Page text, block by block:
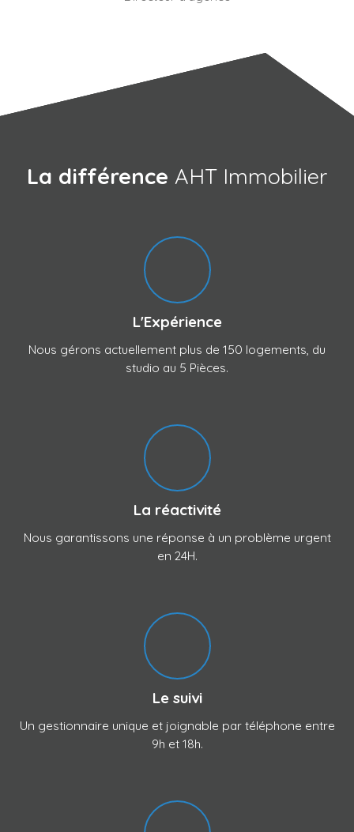
La différence AHT Immobilier
L'Expérience
Nous gérons actuellement plus de 150 logements, du
studio au 5 Pièces.
La réactivité
Nous garantissons une réponse à un problème urgent
en 24H.
Le suivi
Un gestionnaire unique et joignable par téléphone entre
9h et 18h.